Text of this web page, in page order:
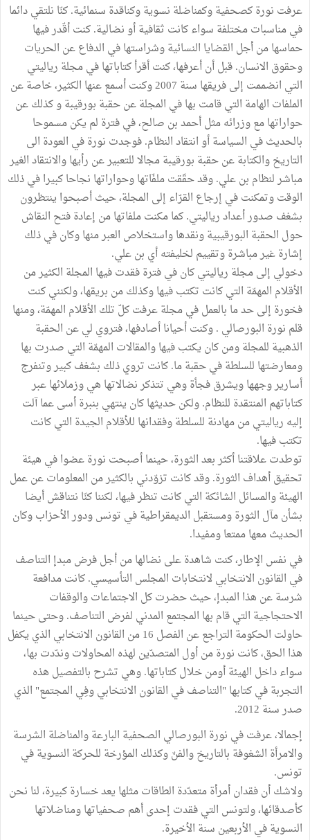
عرفت نورة كصحفية وكمناضلة نسوية وكناقدة سنمائية. كنّا نلتقي دائما
في مناسبات مختلفة سواء كانت ثقافية أو نضالية. كنت أقّدر فيها
حماسها من أجل القضايا النسائية وشراستها في الدفاع عن الحريات
وحقوق الانسان. قبل أن أعرفها، كنت أقرأ كتاباتها في مجلة رياليتي
التي انضممت إلى فريقها سنة 2007 وكنت أسمع عنها الكثير، خاصة عن
الملفات الهامة التي قامت بها في المجلة عن حقبة بورقيبة و كذلك عن
حواراتها مع وزرائه مثل أحمد بن صالح، في فترة لم يكن مسموحا
بالحديث في السياسة أو انتقاد النظام. فوجدت نورة في العودة الى
التاريخ والكتابة عن حقبة بورقيبة مجالا للتعبير عن رأيها والانتقاد الغير
مباشر لنظام بن علي. وقد حقّقت ملفّاتها وحواراتها نجاحا كبيرا في ذلك
الوقت وتمكنت في إرجاع القرّاء إلى المجلة، حيث أصبحوا ينتظرون
بشغف صدور أعداد رياليتي. كما مكنت ملفاتها من إعادة فتح النقاش
حول الحقبة البورقيبية ونقدها واستخلاص العبر منها وكان في ذلك
إشارة غير مباشرة وتقييم لخليفته أي بن علي.
دخولي إلى مجلة رياليتي كان في فترة فقدت فيها المجلة الكثير من
الأقلام المهمّة التي كانت تكتب فيها وكذلك من بريقها، ولكنني كنت
فخورة إلى حد ما بالعمل في مجلة عرفت كلّ تلك الأقلام المهمّة، ومنها
قلم نورة البورصالي . وكنت أحيانا أصادفها، فتروي لي عن الحقبة
الذهبية للمجلة ومن كان يكتب فيها والمقالات المهمّة التي صدرت بها
ومعارضتها للسلطة في حقبة ما. كانت تروي ذلك بشغف كبير وتنفرج
أسارير وجهها ويشرق فجأة وهي تتذكر نضالاتها هي وزملائها عبر
كتاباتهم المنتقدة للنظام. ولكن حديثها كان ينتهي بنبرة أسى عما آلت
إليه رياليتي من مهادنة للسلطة وفقدانها للأقلام الجيدة التي كانت
تكتب فيها.
توطدت علاقتنا أكثر بعد الثورة، حينما أصبحت نورة عضوا في هيئة
تحقيق أهداف الثورة. وقد كانت تزوّدني بالكثير من المعلومات عن عمل
الهيئة والمسائل الشائكة التي كانت تنظر فيها، لكننا كنّا نتناقش أيضا
بشأن مآل الثورة ومستقبل الديمقراطية في تونس ودور الأحزاب وكان
الحديث معها ممتعا ومفيدا.
في نفس الإطار، كنت شاهدة على نضالها من أجل فرض مبدإ التناصف
في القانون الانتخابي لانتخابات المجلس التأسيسي. كانت مدافعة
شرسة عن هذا المبدإ، حيث حضرت كل الاجتماعات والوقفات
الاحتجاجية التي قام بها المجتمع المدني لفرض التناصف. وحتى حينما
حاولت الحكومة التراجع عن الفصل 16 من القانون الانتخابي الذي يكفل
هذا الحق، كانت نورة من أول المتصدّين لهذه المحاولات وندّدت بها،
سواء داخل الهيئة أومن خلال كتاباتها. وهي تشرح بالتفصيل هذه
التجربة في كتابها "التناصف في القانون الانتخابي وفِي المجتمع" الذي
صدر سنة 2012.
إجمالا، عرفت في نورة البورصالي الصحفية البارعة والمناضلة الشرسة
والامرأة الشغوفة بالتاريخ والفنّ وكذلك المؤرخة للحركة النسوية في
تونس.
ولاشك أن فقدان أمرأة متعدّدة الطاقات مثلها يعد خسارة كبيرة، لنا نحن
كأصدقائها، ولتونس التي فقدت إحدى أهم صحفياتها ومناضلاتها
النسوية في الأربعين سنة الأخيرة.